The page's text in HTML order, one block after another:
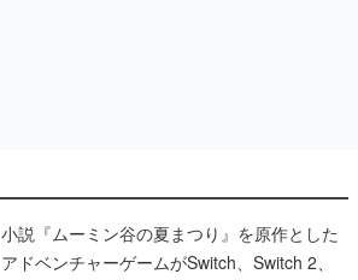
小説『ムーミン谷の夏まつり』を原作とした
アドベンチャーゲームがSwitch、Switch 2、